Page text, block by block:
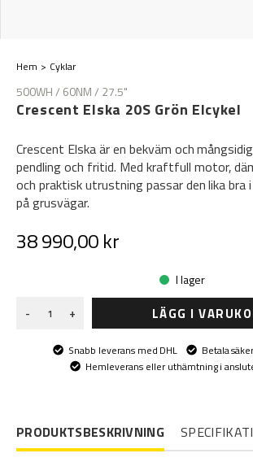
Hem Cyklar
500WH / 60NM / 27.5"
Crescent Elska 20S Grön Elcykel
Crescent Elska är en bekväm och
pendling och fritid. Med kraftfull motor,
och praktisk utrustning passar den lika bra
på grusvägar.
38 990,00 kr
I lager
-
+ LÄGG I
Snabb leverans med DHL
Betala
Hemleverans eller uthämtning i
PRODUKTSBESKRIVNING